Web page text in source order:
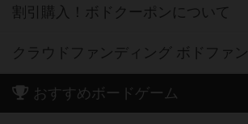
割引購入！ボドクーポンについて
クラウドファンディング ボドファン
おすすめボードゲーム